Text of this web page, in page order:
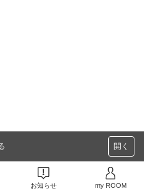
開く
お知らせ my ROOM